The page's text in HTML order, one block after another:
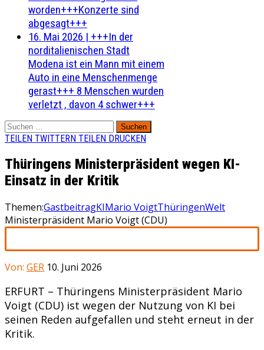
worden+++Konzerte sind
abgesagt+++
16. Mai 2026 | +++In der
norditalienischen Stadt
Modena ist ein Mann mit einem
Auto in eine Menschenmenge
gerast+++ 8 Menschen wurden
verletzt , davon 4 schwer+++
Suchen
nach:
TEILEN TWITTERN TEILEN DRUCKEN
Thüringens Ministerpräsident wegen KI-
Einsatz in der Kritik
Themen:GastbeitragKIMario VoigtThüringenWelt
Ministerpräsident Mario Voigt (CDU)
Von: GER 10. Juni 2026
ERFURT – Thüringens Ministerpräsident Mario
Voigt (CDU) ist wegen der Nutzung von KI bei
seinen Reden aufgefallen und steht erneut in der
Kritik.